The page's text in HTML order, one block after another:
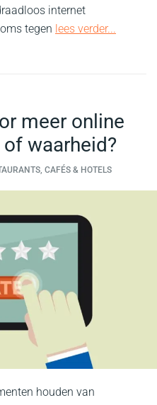
internet
tegen lees verder...
meer online
waarheid?
CAFÉS & HOTELS
houden van